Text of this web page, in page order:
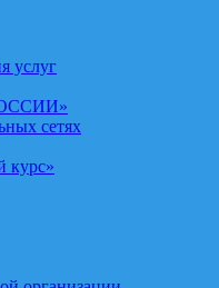
услуг
сетях
курс»